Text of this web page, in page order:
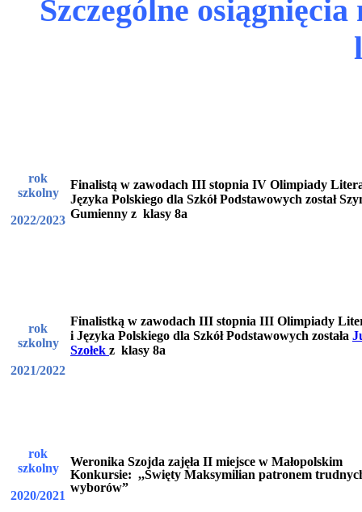
Szczególne
rok
szkolny
2022/2023
Finalistą w zawodach III stopnia IV Olimpiady
Języka Polskiego dla Szkół Podstawowych został
Gumienny z klasy 8a
rok
szkolny
2021/2022
Finalistką w zawodach III stopnia III Olimpiady
i Języka Polskiego dla Szkół Podstawowych została
Szołek z klasy 8a
rok
szkolny
2020/2021
Weronika Szojda zajęła II miejsce w Małopolskim
Konkursie: ,,Święty Maksymilian patronem
wyborów”